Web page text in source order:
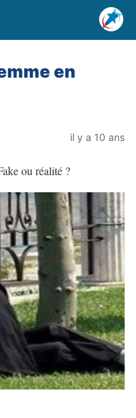
en
il y a 10 ans
ou réalité ?